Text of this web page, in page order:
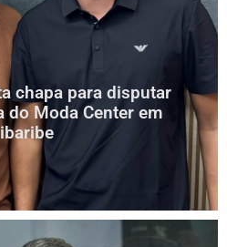
chapa para disputar
do Moda Center em